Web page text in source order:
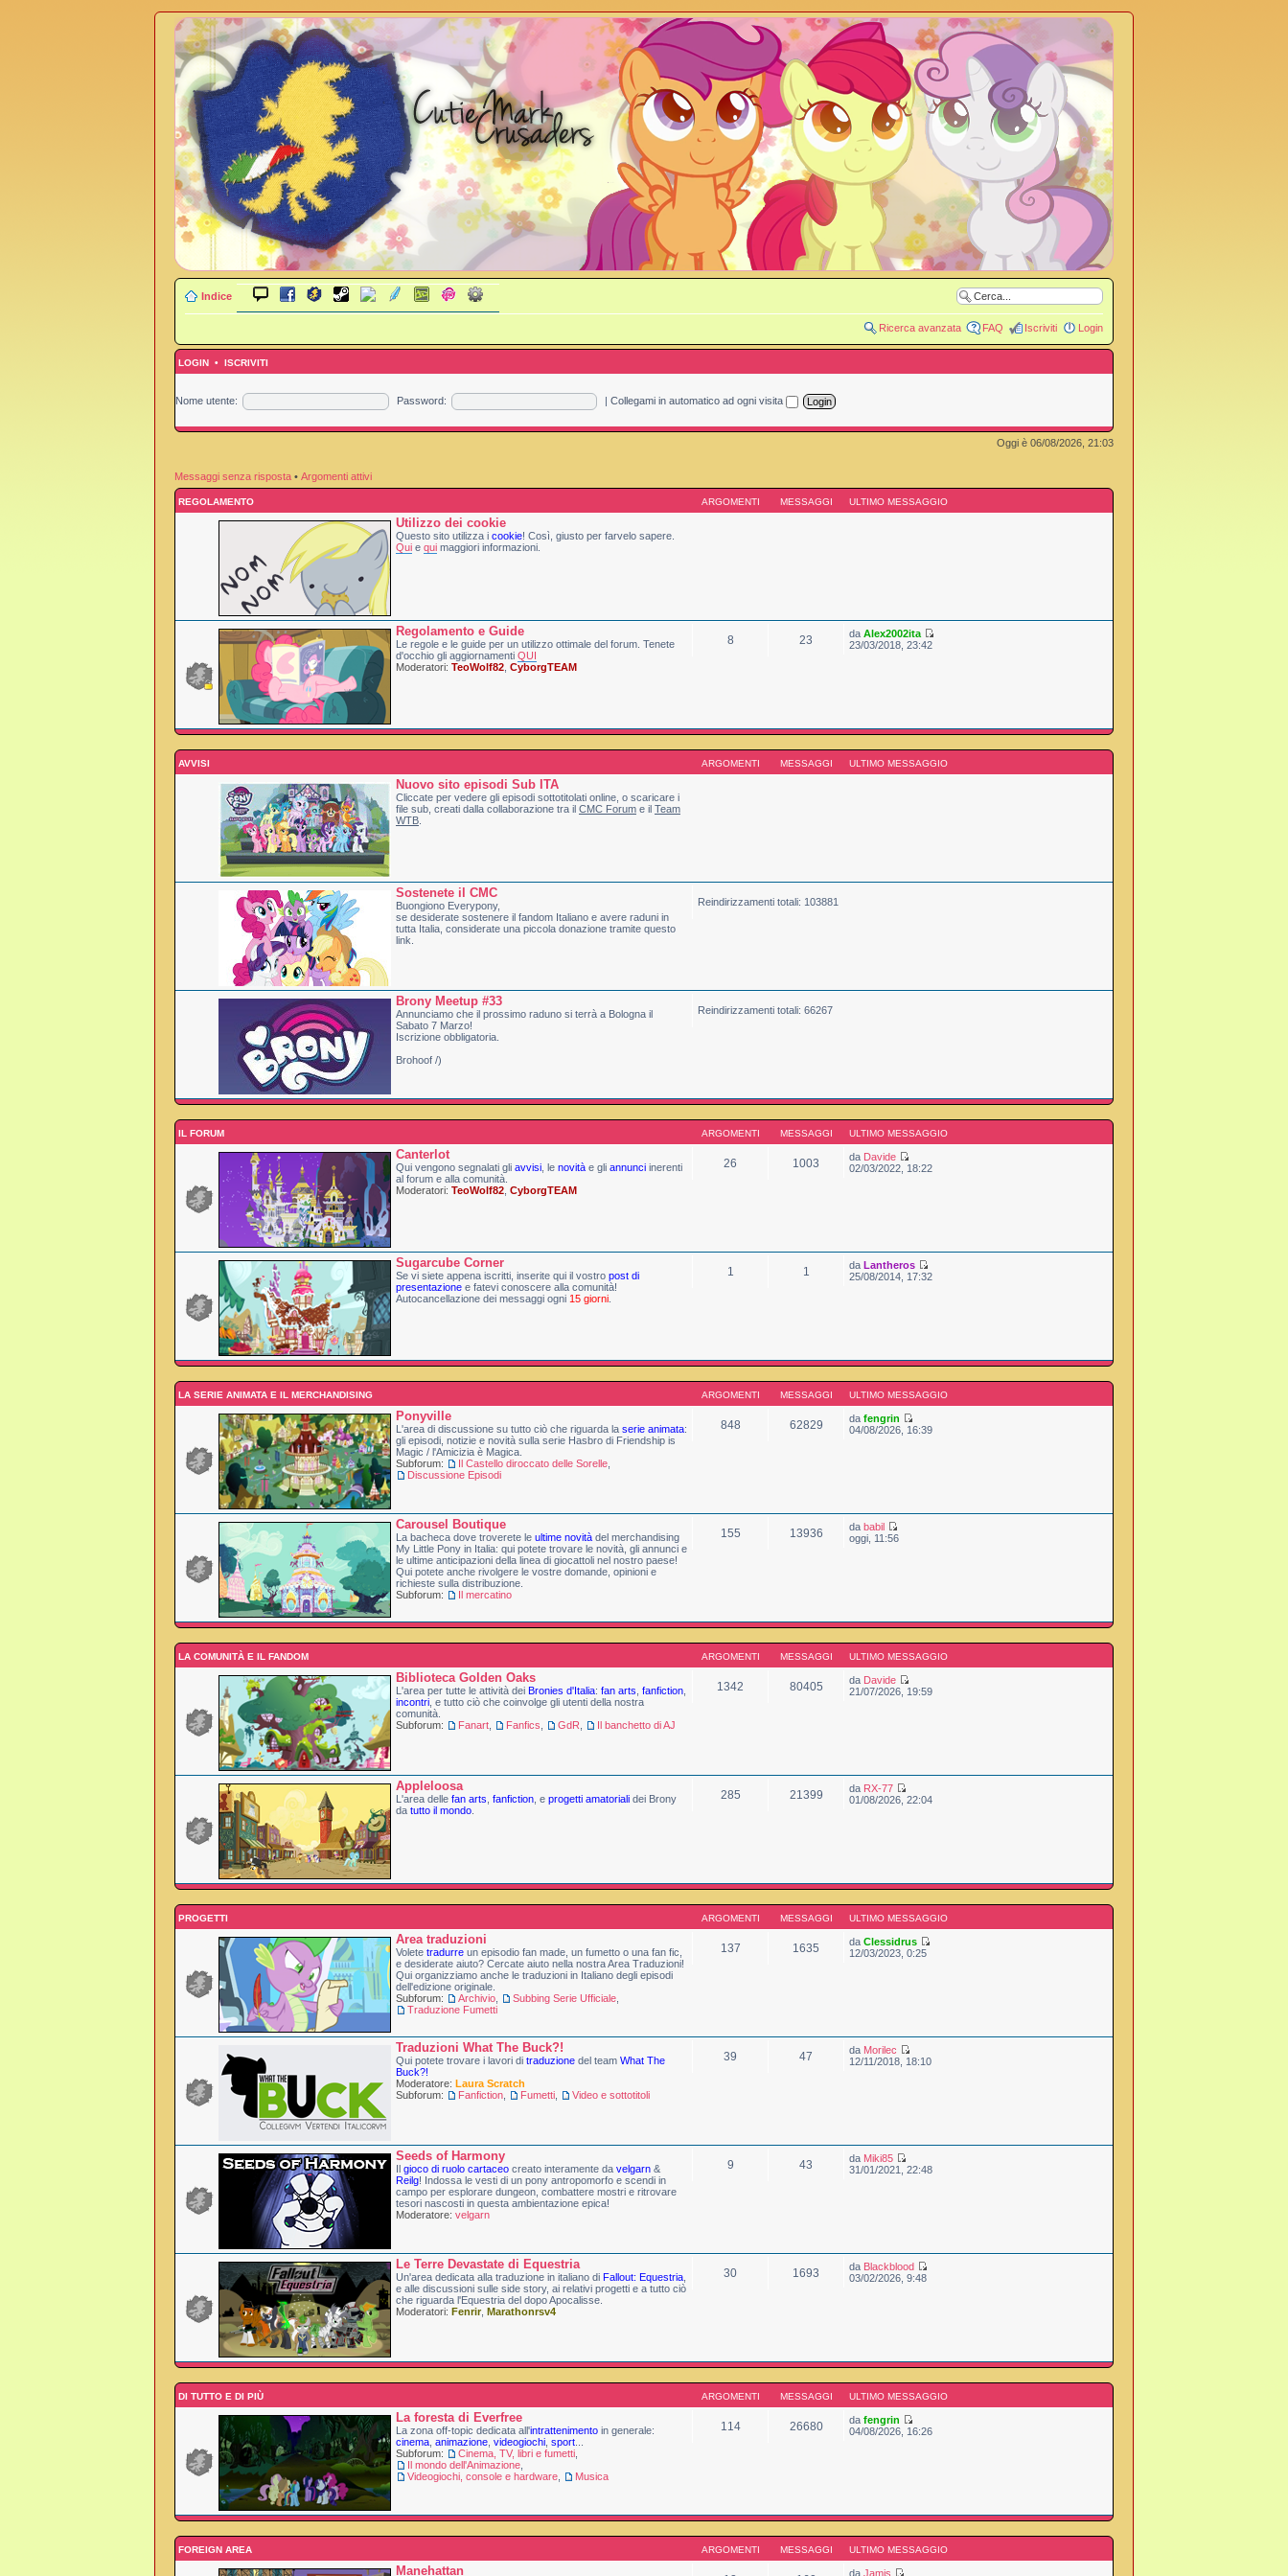
Indice
Ricerca avanzata FAQ Iscriviti Login
LOGIN • ISCRIVITI
Nome utente: Password: |Collegami in automatico ad ogni visita
Oggi è 06/08/2026, 21:03
Messaggi senza risposta • Argomenti attivi
REGOLAMENTO ARGOMENTI MESSAGGI ULTIMO MESSAGGIO
Utilizzo dei cookie
Questo sito utilizza i cookie! Così, giusto per farvelo sapere.
Qui e qui maggiori informazioni.
Regolamento e Guide
Le regole e le guide per un utilizzo ottimale del forum. Tenete
d'occhio gli aggiornamenti QUI
Moderatori: TeoWolf82 CyborgTEAM
8 23 daAlex2002ita
23/03/2018, 23:42
AVVISI ARGOMENTI MESSAGGI ULTIMO MESSAGGIO
Nuovo sito episodi Sub ITA
Cliccate per vedere gli episodi sottotitolati online, o scaricare i
file sub, creati dalla collaborazione tra il CMC Forum e il Team
WTB
Sostenete il CMC
Buongiono Everypony,
se desiderate sostenere il fandom Italiano e avere raduni in
tutta Italia, considerate una piccola donazione tramite questo
link.
Reindirizzamenti totali: 103881
Brony Meetup #33
Annunciamo che il prossimo raduno si terrà a Bologna il
Sabato 7 Marzo!
Iscrizione obbligatoria.
Brohoof /)
Reindirizzamenti totali: 66267
IL FORUM ARGOMENTI MESSAGGI ULTIMO MESSAGGIO
Canterlot
Qui vengono segnalati gli avvisi , le novità e gli annunci inerenti
al forum e alla comunità.
Moderatori: TeoWolf82 CyborgTEAM
26 1003 da Davide
02/03/2022, 18:22
Sugarcube Corner
Se vi siete appena iscritti, inserite qui il vostro post di
presentazione e fatevi conoscere alla comunità!
Autocancellazione dei messaggi ogni 15 giorni
1 1 daLantheros
25/08/2014, 17:32
LA SERIE ANIMATA E IL MERCHANDISING ARGOMENTI MESSAGGI ULTIMO MESSAGGIO
Ponyville
L'area di discussione su tutto ciò che riguarda la serie animata:
gli episodi, notizie e novità sulla serie Hasbro di Friendship is
Magic / l'Amicizia è Magica.
Subforum:
Il Castello diroccato delle Sorelle
Discussione Episodi
848 62829 dafengrin
04/08/2026, 16:39
Carousel Boutique
La bacheca dove troverete le ultime novità del merchandising
My Little Pony in Italia: qui potete trovare le novità, gli annunci e
le ultime anticipazioni della linea di giocattoli nel nostro paese!
Qui potete anche rivolgere le vostre domande, opinioni e
richieste sulla distribuzione.
Subforum:
Il mercatino
155 13936 dababil
oggi, 11:56
LA COMUNITÀ E IL FANDOM ARGOMENTI MESSAGGI ULTIMO MESSAGGIO
Biblioteca Golden Oaks
L'area per tutte le attività dei Bronies d'Italia: fan arts fanfiction
incontri , e tutto ciò che coinvolge gli utenti della nostra
comunità.
Subforum:
Fanart Fanfics GdR Il banchetto di AJ
1342 80405 da Davide
21/07/2026, 19:59
Appleloosa
L'area delle fan arts fanfiction , e progetti amatoriali dei Brony
da tutto il mondo
285 21399 da RX-77
01/08/2026, 22:04
PROGETTI ARGOMENTI MESSAGGI ULTIMO MESSAGGIO
Area traduzioni
Volete tradurre un episodio fan made, un fumetto o una fan fic,
e desiderate aiuto? Cercate aiuto nella nostra Area Traduzioni!
Qui organizziamo anche le traduzioni in Italiano degli episodi
dell'edizione originale.
Subforum:
Archivio Subbing Serie Ufficiale
Traduzione Fumetti
137 1635 daClessidrus
12/03/2023, 0:25
Traduzioni What The Buck?!
Qui potete trovare i lavori di traduzione del team What The
Buck?!
Moderatore: Laura Scratch
Subforum:
Fanfiction Fumetti Video e sottotitoli
39 47 da Morilec
12/11/2018, 18:10
Seeds of Harmony
Il gioco di ruolo cartaceo creato interamente da velgarn &
Reilg! Indossa le vesti di un pony antropomorfo e scendi in
campo per esplorare dungeon, combattere mostri e ritrovare
tesori nascosti in questa ambientazione epica!
Moderatore: velgarn
9 43 da Miki85
31/01/2021, 22:48
Le Terre Devastate di Equestria
Un'area dedicata alla traduzione in italiano di Fallout: Equestria
e alle discussioni sulle side story, ai relativi progetti e a tutto ciò
che riguarda l'Equestria del dopo Apocalisse.
Moderatori: Fenrir, Marathonrsv4
30 1693 da Blackblood
03/02/2026, 9:48
DI TUTTO E DI PIÙ ARGOMENTI MESSAGGI ULTIMO MESSAGGIO
La foresta di Everfree
La zona off-topic dedicata all'intrattenimento in generale:
cinema animazione videogiochi sport
Subforum:
Cinema, TV, libri e fumetti
Il mondo dell'Animazione
Videogiochi, console e hardware
Musica
114 26680 dafengrin
04/08/2026, 16:26
FOREIGN AREA ARGOMENTI MESSAGGI ULTIMO MESSAGGIO
Manehattan daJamis